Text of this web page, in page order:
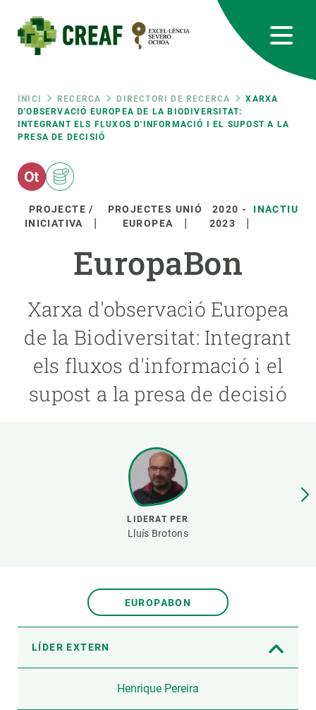
contingut
Fil
d'ariadna
INICI RECERCA DIRECTORI DE RECERCA
XARXA
D'OBSERVACIÓ EUROPEA DE LA BIODIVERSITAT:
INTEGRANT ELS FLUXOS D'INFORMACIÓ I EL SUPOST A LA
PRESA DE DECISIÓ
PROJECTE /
INICIATIVA
PROJECTES UNIÓ
EUROPEA
2020 -
2023
INACTIU
EuropaBon
Xarxa d'observació Europea
de la Biodiversitat: Integrant
els fluxos d'informació i el
supost a la presa de decisió
LIDERAT PER
Lluís Brotons
EUROPABON
LÍDER EXTERN
Henrique Pereira
RRSS
Featured
responsive
INTRANET
Responsive
menu
SOBRE NOSALTRES
UNEIX-TE A NOSALTRES
PARTICIPA